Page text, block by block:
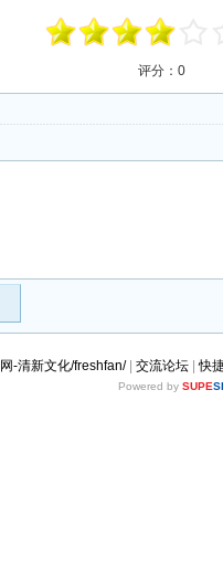
评分： 0
-清新文化/freshfan/| 交流论坛|快
Powered by SUPE